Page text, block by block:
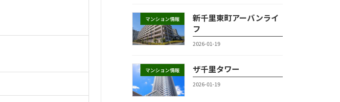
マンション情報
新千里東町アーバンライ
フ
2026-01-19
マンション情報 ザ千里タワー
2026-01-19